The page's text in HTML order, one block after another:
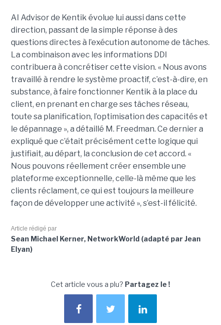
AI Advisor de Kentik évolue lui aussi dans cette
direction, passant de la simple réponse à des
questions directes à l’exécution autonome de tâches.
La combinaison avec les informations DDI
contribuera à concrétiser cette vision. « Nous avons
travaillé à rendre le système proactif, c’est-à-dire, en
substance, à faire fonctionner Kentik à la place du
client, en prenant en charge ses tâches réseau,
toute sa planification, l’optimisation des capacités et
le dépannage », a détaillé M. Freedman. Ce dernier a
expliqué que c’était précisément cette logique qui
justifiait, au départ, la conclusion de cet accord. «
Nous pouvons réellement créer ensemble une
plateforme exceptionnelle, celle-là même que les
clients réclament, ce qui est toujours la meilleure
façon de développer une activité », s’est-il félicité.
Article rédigé par
Sean Michael Kerner, NetworkWorld (adapté par Jean
Elyan)
Cet article vous a plu? Partagez le !